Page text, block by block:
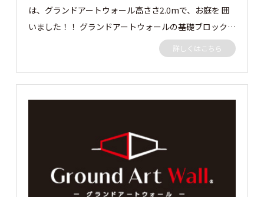
は、グランドアートウォール高ささ2.0mで、お庭を 囲
いました！！ グランドアートウォールの基礎ブロック
をタイルデッキんｐ高さを超えるぐらいまで積みそこか
らグランドアートウォールを建てました。 外側からだ
と2.7mぐらいの高さにはなりますが日の光も入るし圧
線を気にせずお庭のプライベート空間でのんびり過ごせ
ます！ ありがとうございました。 この度はご依頼あり
がとうございました。
詳しくはこちら